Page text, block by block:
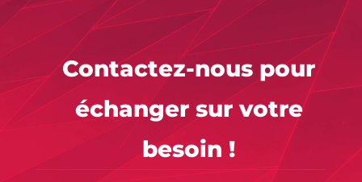
Contactez-nous pour
échanger sur votre
besoin !